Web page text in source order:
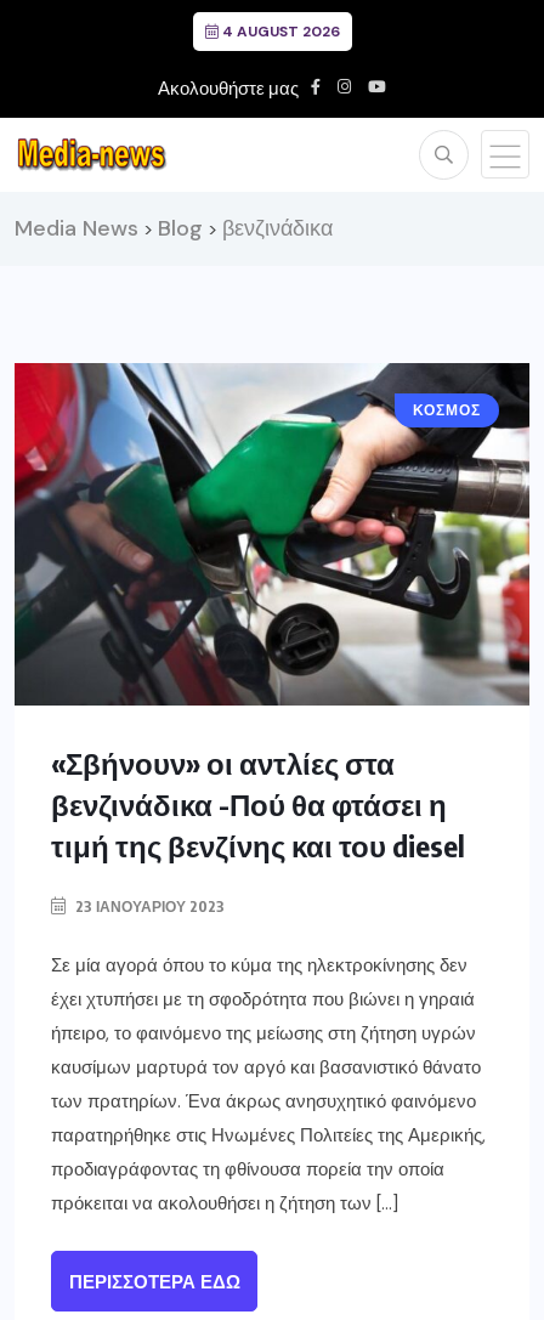
4 AUGUST 2026
Ακολουθήστε μας
Media News > Blog > βενζινάδικα
ΚΟΣΜΟΣ
«Σβήνουν» οι αντλίες στα
βενζινάδικα -Πού θα φτάσει η
τιμή της βενζίνης και του diesel
23 ΙΑΝΟΥΑΡΊΟΥ 2023
Σε μία αγορά όπου το κύμα της ηλεκτροκίνησης δεν
έχει χτυπήσει με τη σφοδρότητα που βιώνει η γηραιά
ήπειρο, το φαινόμενο της μείωσης στη ζήτηση υγρών
καυσίμων μαρτυρά τον αργό και βασανιστικό θάνατο
των πρατηρίων. Ένα άκρως ανησυχητικό φαινόμενο
παρατηρήθηκε στις Ηνωμένες Πολιτείες της Αμερικής,
προδιαγράφοντας τη φθίνουσα πορεία την οποία
πρόκειται να ακολουθήσει η ζήτηση των […]
ΠΕΡΙΣΣΌΤΕΡΑ ΕΔΏ